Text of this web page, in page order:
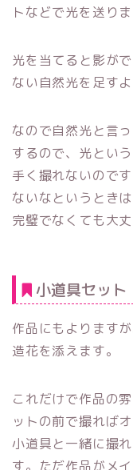
トなどで光を送りま
光を当てると影が
ない自然光を足すよ
なので自然光と言
するので、光とい
手く撮れないので
ないなというとき
完璧でなくても大丈
小道具セット
作品にもよります
造花を添えます。
これだけで作品の
ットの前で撮れば
小道具と一緒に撮
す。ただ作品がメ